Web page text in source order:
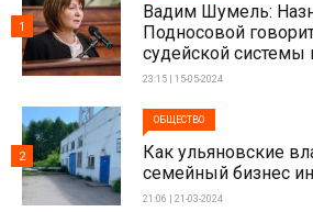
Вадим Шумель:
Подносовой
судейской системы
23:15 | 15-05-2024
1
ОБЩЕСТВО
Как ульяновские
семейный бизнес
21:06 | 21-03-2024
2